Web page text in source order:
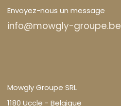
Envoyez-nous un message
info@mowgly-groupe.be
Mowgly Groupe SRL
1180 Uccle - Belgique